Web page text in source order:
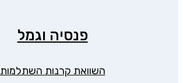
פנסיה וגמל
השוואת קרנות השתלמות